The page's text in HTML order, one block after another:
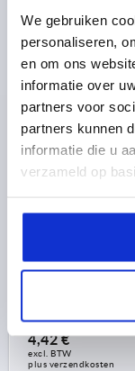
We gebruiken
personaliseren,
en om ons
informatie over
partners voor
partners kunnen
informatie die u
verzameld op
K0617
BEST:STAAL
A=30
A1=26
4,42 €
excl. BTW
plus verzendkosten